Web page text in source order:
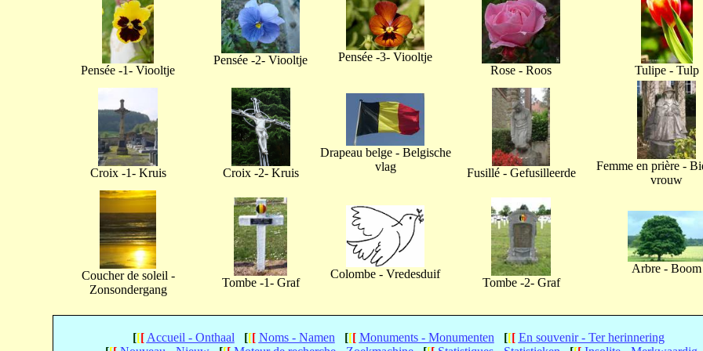
Pensée -1- Viooltje
Pensée -2- Viooltje
Pensée -3- Viooltje
Rose - Roos
Tulipe - Tulp
Croix -1- Kruis Croix -2- Kruis
Drapeau belge - Belgische
vlag
Fusillé - Gefusilleerde
Femme en prière -
vrouw
Coucher de soleil -
Zonsondergang
Tombe -1- Graf
Colombe - Vredesduif
Tombe -2- Graf
Arbre - Boom
[[[ Accueil - Onthaal [[[ Noms - Namen [[[ Monuments - Monumenten [[[ En souvenir - Ter herinnering